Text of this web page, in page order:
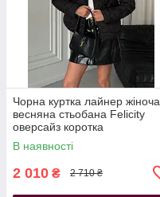
Чорна куртка лайнер жіноча
весняна стьобана Felicity
оверсайз коротка
В наявності
2 010 ₴ 2 710 ₴